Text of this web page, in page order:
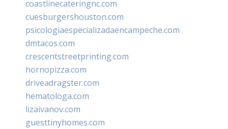
coastlinecateringnc.com
cuesburgershouston.com
psicologiaespecializadaencampeche.com
dmtacos.com
crescentstreetprinting.com
hornopizza.com
driveadragster.com
hematologa.com
lizaivanov.com
guesttinyhomes.com